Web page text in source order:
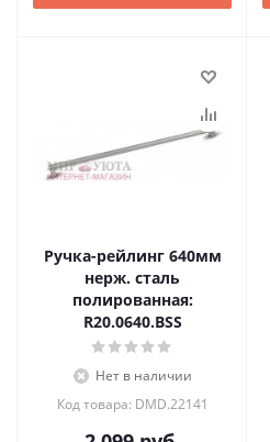
Ручка-рейлинг 640мм
нерж. сталь
полированная:
R20.0640.BSS
Нет в наличии
Код товара: DMD.22141